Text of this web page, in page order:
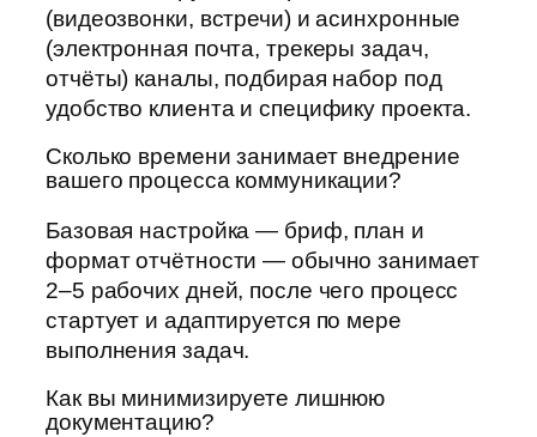
(видеозвонки, встречи) и асинхронные
(электронная почта, трекеры задач,
отчёты) каналы, подбирая набор под
удобство клиента и специфику проекта.
Сколько времени занимает внедрение
вашего процесса коммуникации?
Базовая настройка — бриф, план и
формат отчётности — обычно занимает
2–5 рабочих дней, после чего процесс
стартует и адаптируется по мере
выполнения задач.
Как вы минимизируете лишнюю
документацию?